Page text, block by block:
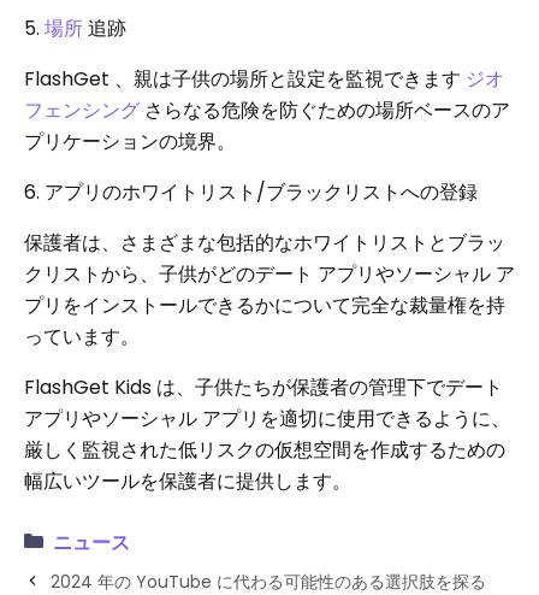
5. 場所追跡
FlashGet 、親は子供の場所と設定を監視できます ジオ
フェンシング さらなる危険を防ぐための場所ベースのア
プリケーションの境界。
6. アプリのホワイトリスト/ブラックリストへの登録
保護者は、さまざまな包括的なホワイトリストとブラッ
クリストから、子供がどのデート アプリやソーシャル ア
プリをインストールできるかについて完全な裁量権を持
っています。
FlashGet Kids は、子供たちが保護者の管理下でデート
アプリやソーシャル アプリを適切に使用できるように、
厳しく監視された低リスクの仮想空間を作成するための
幅広いツールを保護者に提供します。
ニュース
2024 年の YouTube に代わる可能性のある選択肢を探る